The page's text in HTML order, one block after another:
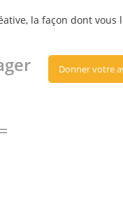
la façon dont
Donner votre